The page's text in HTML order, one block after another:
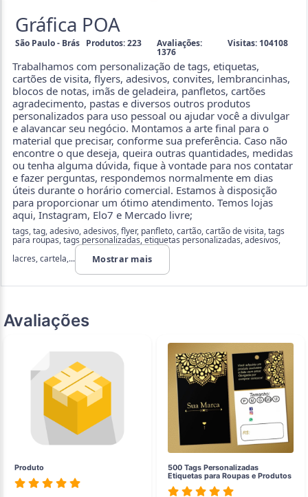
Gráfica POA
São Paulo - Brás Produtos: 223 Avaliações:
1376
Visitas: 104108
Trabalhamos com personalização de tags, etiquetas,
cartões de visita, flyers, adesivos, convites, lembrancinhas,
blocos de notas, imãs de geladeira, panfletos, cartões
agradecimento, pastas e diversos outros produtos
personalizados para uso pessoal ou ajudar você a divulgar
e alavancar seu negócio. Montamos a arte final para o
material que precisar, conforme sua preferência. Caso não
encontre o que deseja, queira outras quantidades, medidas
ou tenha alguma dúvida, fique à vontade para nos contatar
e fazer perguntas, respondemos normalmente em dias
úteis durante o horário comercial. Estamos à disposição
para proporcionar um ótimo atendimento. Temos lojas
aqui, Instagram, Elo7 e Mercado livre;
tags, tag, adesivo, adesivos, flyer, panfleto, cartão, cartão de visita, tags
para roupas, tags personalizadas, etiquetas personalizadas, adesivos,
lacres, cartela,...
Mostrar mais
Avaliações
Produto
500 Tags Personalizadas
Etiquetas para Roupas e Produtos